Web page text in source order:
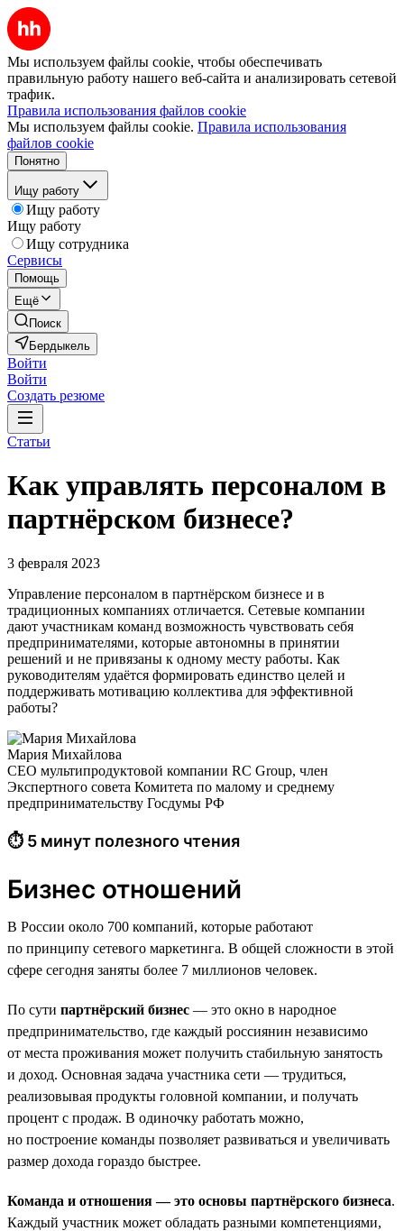
Мы используем файлы cookie, чтобы обеспечивать
правильную работу нашего веб-сайта и анализировать сетевой
трафик.
Правила использования файлов cookie
Мы используем файлы cookie. Правила использования
файлов cookie
Понятно
Ищу работу
Ищу работу
Ищу работу
Ищу сотрудника
Сервисы
Помощь
Ещё
Поиск
Бердыкель
Войти
Войти
Создать резюме
Статьи
Как управлять персоналом в
партнёрском бизнесе?
3 февраля 2023
Управление персоналом в партнёрском бизнесе и в
традиционных компаниях отличается. Сетевые компании
дают участникам команд возможность чувствовать себя
предпринимателями, которые автономны в принятии
решений и не привязаны к одному месту работы. Как
руководителям удаётся формировать единство целей и
поддерживать мотивацию коллектива для эффективной
работы?
Мария Михайлова
CEO мультипродуктовой компании RC Group, член
Экспертного совета Комитета по малому и среднему
предпринимательству Госдумы РФ
⏱ 5 минут полезного чтения
Бизнес отношений
В России около 700 компаний, которые работают
по принципу сетевого маркетинга. В общей сложности в этой
сфере сегодня заняты более 7 миллионов человек.
По сути партнёрский бизнес — это окно в народное
предпринимательство, где каждый россиянин независимо
от места проживания может получить стабильную занятость
и доход. Основная задача участника сети — трудиться,
реализовывая продукты головной компании, и получать
процент с продаж. В одиночку работать можно,
но построение команды позволяет развиваться и увеличивать
размер дохода гораздо быстрее.
Команда и отношения — это основы партнёрского бизнеса.
Каждый участник может обладать разными компетенциями,